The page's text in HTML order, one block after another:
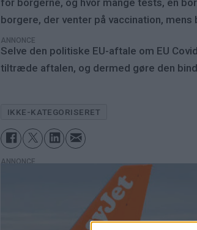
borgere, der venter på vaccination,
ANNONCE
Selve den politiske EU-aftale om EU
tiltræde aftalen, og dermed gøre den
IKKE-KATEGORISERET
ANNONCE